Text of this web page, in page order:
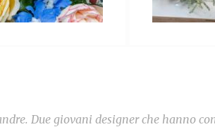
Due giovani designer che hanno